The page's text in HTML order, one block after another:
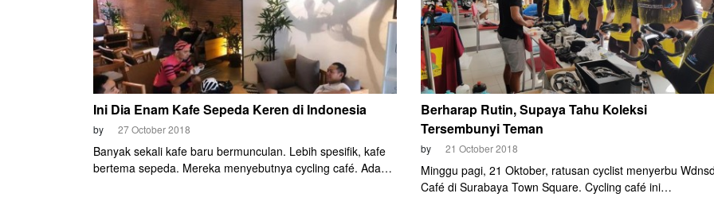
Ini Dia Enam Kafe Sepeda Keren di Indonesia
by 27 October 2018
Banyak sekali kafe baru bermunculan. Lebih spesifik, kafe
bertema sepeda. Mereka menyebutnya cycling café. Ada
Berharap Rutin, Supaya Tahu Koleksi
Tersembunyi Teman
by 21 October 2018
Minggu pagi, 21 Oktober, ratusan cyclist menyerbu
Café di Surabaya Town Square. Cycling café ini